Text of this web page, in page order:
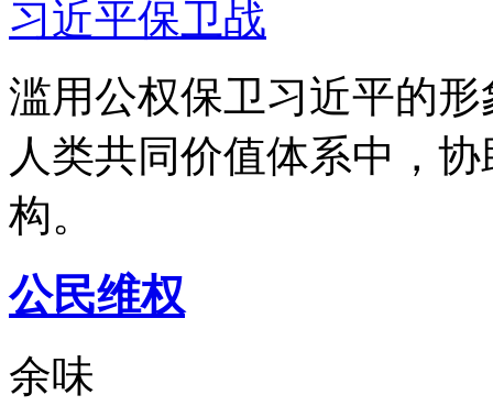
习近平保卫战
滥用公权保卫习近平的
人类共同价值体系中，
构。
公民维权
余味